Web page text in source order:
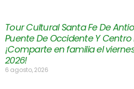
Tour Cultural Santa Fe De
Puente De Occidente Y Centro
¡Comparte en familia el
2026!
6 agosto, 2026